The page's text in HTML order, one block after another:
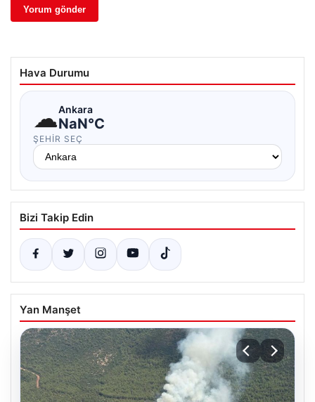
Hava Durumu
☁Ankara
NaN°C
ŞEHIR SEÇ
Bizi Takip Edin
Yan Manşet